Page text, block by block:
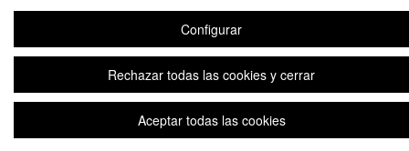
Configurar
Rechazar todas las cookies y cerrar
Aceptar todas las cookies
Contacto
Plataforma de organización de eventos Symposium